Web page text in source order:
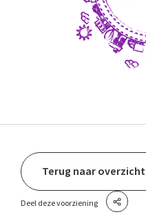
Terug naar overzicht
Deel deze voorziening